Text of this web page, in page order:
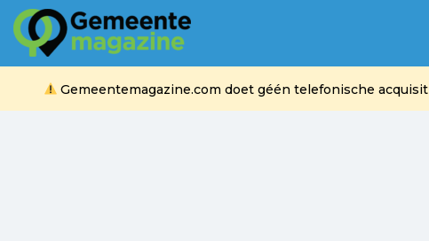
Gemeentemagazine.com doet géén telefonische
Zoek
naar: